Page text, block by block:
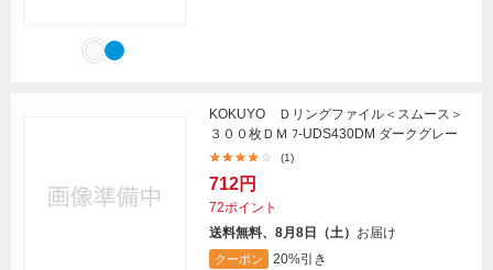
KOKUYO Ｄリングファイル＜スムース＞
３００枚ＤＭ ﾌ-UDS430DM ダークグレー
(1)
712円
72ポイント
送料無料、8月8日（土） お届け
クーポン 20%引き